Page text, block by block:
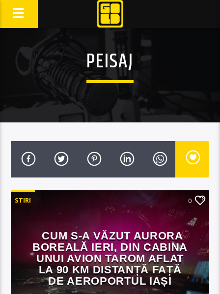
PEISAJ
STIRI 0
CUM S-A VĂZUT AURORA
BOREALĂ IERI, DIN CABINA
UNUI AVION TAROM AFLAT
LA 90 KM DISTANȚĂ FAȚĂ
DE AEROPORTUL IAȘI